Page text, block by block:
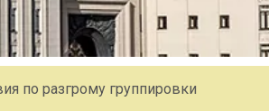
по разгрому группировки